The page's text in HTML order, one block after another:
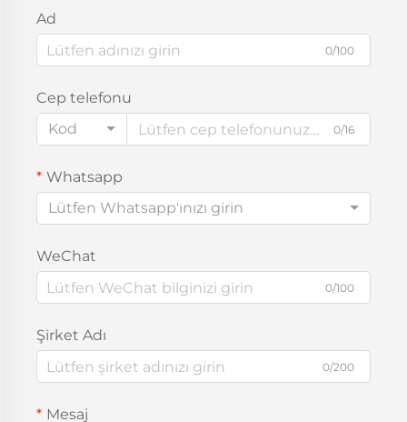
Ad
0/100
Cep telefonu
Kod
0/16
Whatsapp
Lütfen Whatsapp'ınızı girin
WeChat
0/100
Şirket Adı
0/200
Mesaj